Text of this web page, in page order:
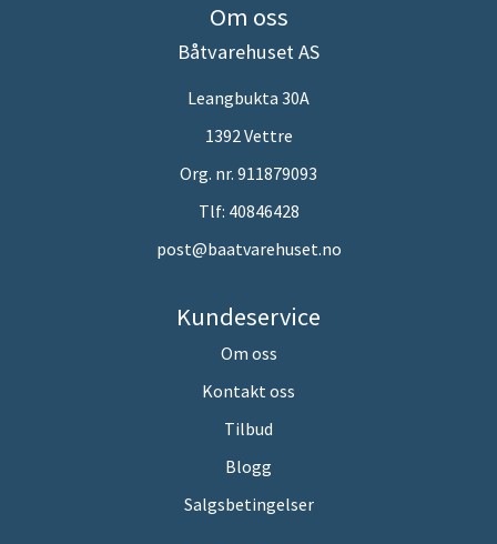
Om oss
Båtvarehuset AS
Leangbukta 30A
1392 Vettre
Org. nr. 911879093
Tlf: 40846428
post@baatvarehuset.no
Kundeservice
Om oss
Kontakt oss
Tilbud
Blogg
Salgsbetingelser